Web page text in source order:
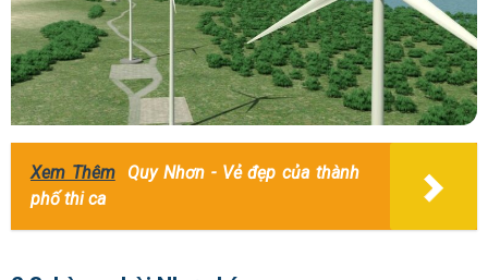
Xem Thêm
Quy Nhơn - Vẻ đẹp của thành
phố thi ca